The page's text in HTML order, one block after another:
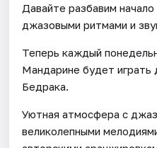
Давайте разбавим
джазовыми ритмами и
Теперь каждый
Мандарине будет
Бедрака.
Уютная атмосфера с
великолепными